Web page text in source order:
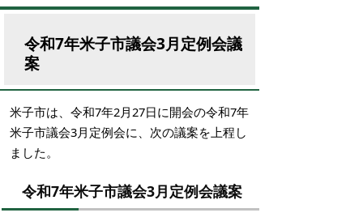
令和7年米子市議会3月定例会議
案
米子市は、令和7年2月27日に開会の令和7年
米子市議会3月定例会に、次の議案を上程し
ました。
令和7年米子市議会3月定例会議案